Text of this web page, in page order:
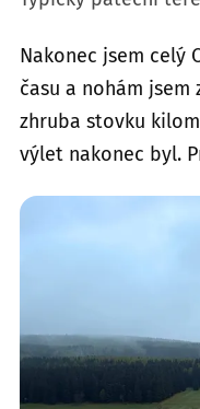
Nakonec jsem celý
času a nohám
zhruba stovku
výlet nakonec byl.